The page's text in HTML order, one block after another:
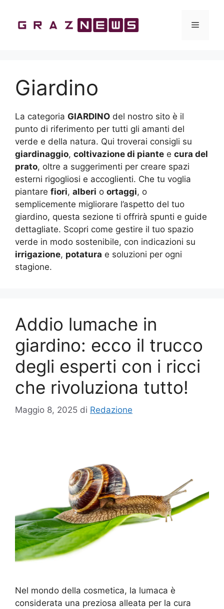
contenuto
Menu
Giardino
La categoria GIARDINO del nostro sito è il
punto di riferimento per tutti gli amanti del
verde e della natura. Qui troverai consigli su
giardinaggio, coltivazione di piante e cura del
prato, oltre a suggerimenti per creare spazi
esterni rigogliosi e accoglienti. Che tu voglia
piantare fiori, alberi o ortaggi, o
semplicemente migliorare l’aspetto del tuo
giardino, questa sezione ti offrirà spunti e guide
dettagliate. Scopri come gestire il tuo spazio
verde in modo sostenibile, con indicazioni su
irrigazione, potatura e soluzioni per ogni
stagione.
Addio lumache in
giardino: ecco il trucco
degli esperti con i ricci
che rivoluziona tutto!
Maggio 8, 2025 di Redazione
Nel mondo della cosmetica, la lumaca è
considerata una preziosa alleata per la cura